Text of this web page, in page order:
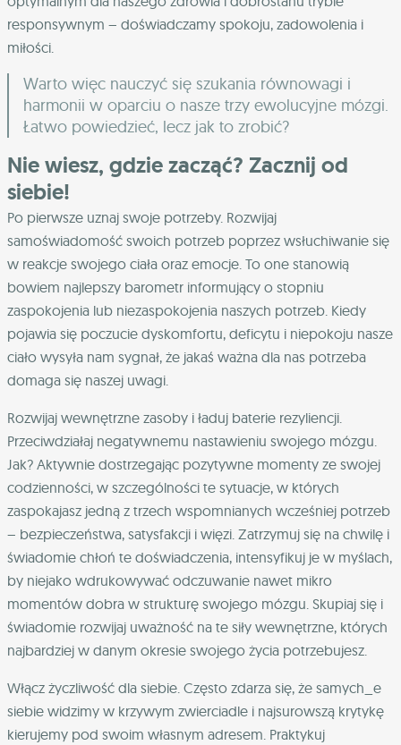
responsywnym – doświadczamy spokoju, zadowolenia i
miłości.
Warto więc nauczyć się szukania równowagi i
harmonii w oparciu o nasze trzy ewolucyjne mózgi.
Łatwo powiedzieć, lecz jak to zrobić?
Nie wiesz, gdzie zacząć? Zacznij od
siebie!
Po pierwsze uznaj swoje potrzeby. Rozwijaj
samoświadomość swoich potrzeb poprzez wsłuchiwanie się
w reakcje swojego ciała oraz emocje. To one stanowią
bowiem najlepszy barometr informujący o stopniu
zaspokojenia lub niezaspokojenia naszych potrzeb. Kiedy
pojawia się poczucie dyskomfortu, deficytu i niepokoju nasze
ciało wysyła nam sygnał, że jakaś ważna dla nas potrzeba
domaga się naszej uwagi.
Rozwijaj wewnętrzne zasoby i ładuj baterie rezyliencji.
Przeciwdziałaj negatywnemu nastawieniu swojego mózgu.
Jak? Aktywnie dostrzegając pozytywne momenty ze swojej
codzienności, w szczególności te sytuacje, w których
zaspokajasz jedną z trzech wspomnianych wcześniej potrzeb
– bezpieczeństwa, satysfakcji i więzi. Zatrzymuj się na chwilę i
świadomie chłoń te doświadczenia, intensyfikuj je w myślach,
by niejako wdrukowywać odczuwanie nawet mikro
momentów dobra w strukturę swojego mózgu. Skupiaj się i
świadomie rozwijaj uważność na te siły wewnętrzne, których
najbardziej w danym okresie swojego życia potrzebujesz.
Włącz życzliwość dla siebie. Często zdarza się, że samych_e
siebie widzimy w krzywym zwierciadle i najsurowszą krytykę
kierujemy pod swoim własnym adresem. Praktykuj